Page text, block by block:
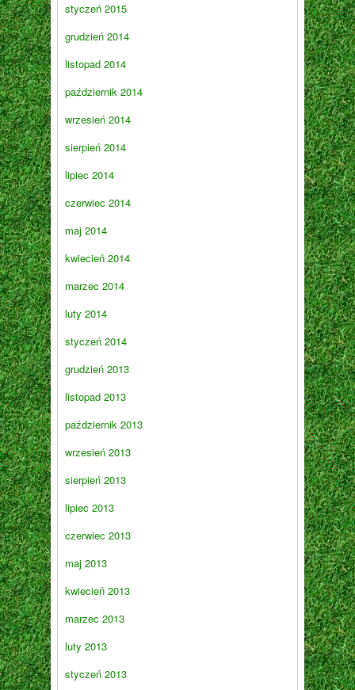
styczeń 2015
grudzień 2014
listopad 2014
październik 2014
wrzesień 2014
sierpień 2014
lipiec 2014
czerwiec 2014
maj 2014
kwiecień 2014
marzec 2014
luty 2014
styczeń 2014
grudzień 2013
listopad 2013
październik 2013
wrzesień 2013
sierpień 2013
lipiec 2013
czerwiec 2013
maj 2013
kwiecień 2013
marzec 2013
luty 2013
styczeń 2013